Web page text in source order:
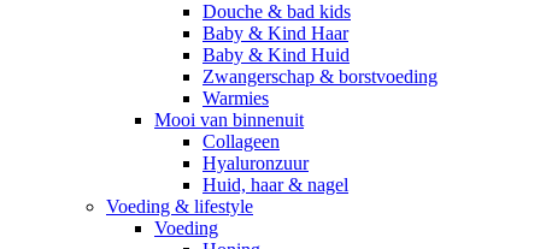
Douche & bad kids
Baby & Kind Haar
Baby & Kind Huid
Zwangerschap & borstvoeding
Warmies
Mooi van binnenuit
Collageen
Hyaluronzuur
Huid, haar & nagel
Voeding & lifestyle
Voeding